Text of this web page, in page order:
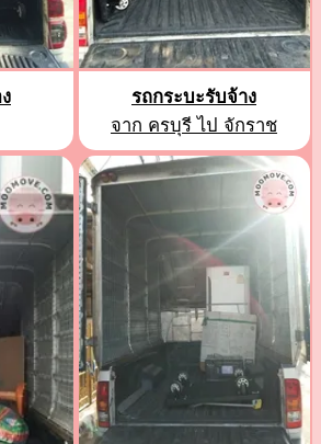
รถกระบะรับจ้าง
จาก ครบุรี ไป จักราช